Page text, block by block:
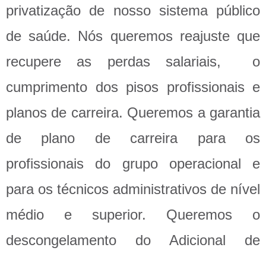
privatização de nosso sistema público
de saúde. Nós queremos reajuste que
recupere as perdas salariais, o
cumprimento dos pisos profissionais e
planos de carreira. Queremos a garantia
de plano de carreira para os
profissionais do grupo operacional e
para os técnicos administrativos de nível
médio e superior. Queremos o
descongelamento do Adicional de